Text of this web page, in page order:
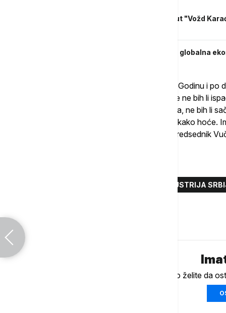
Vučić nakon potpisivanja ugovora za put "Vožd
Vučić u Vili Mir: Srbija se vidljivo menja, globalna
"Mi godinu i po dana imamo ove sankcije. Godinu i
nedelje nekome odgovaram, svake nedelje ne bih li
iskren, ne bih li sačuvao odnose sa jednima, ne bih li
može da me udara u glavu i da gazi Srbiju kako hoće.
završili? Doviđenja. Ima ko će", rekao je predsednik
NAFTNA INDUSTRIJA
Ukoliko želite da